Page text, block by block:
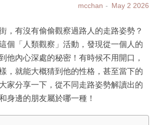
mcchan May 2 2026
，有沒有偷偷觀察過路人的走路姿勢？
個「人類觀察」活動，發現從一個人的
他內心深處的秘密！有時候不用開口，
，就能大概猜到他的性格，甚至當下的
家分享一下，從不同走路姿勢解讀出的
身邊的朋友屬於哪一種！